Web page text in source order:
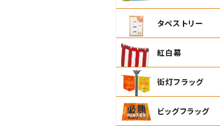
タペストリー
紅白幕
街灯フラッグ
ビッグフラッグ